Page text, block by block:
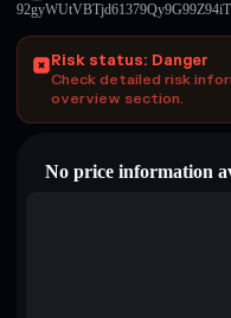
Risk status: Danger
Check detailed risk
overview section.
No price information